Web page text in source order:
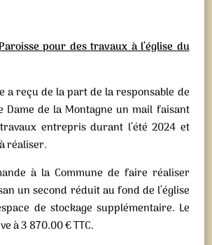
pour des travaux à l’église du
a reçu de la part de la responsable de
Dame de la Montagne un mail faisant
entrepris durant l’été 2024 et
réaliser.
à la Commune de faire réaliser
un second réduit au fond de l’église
de stockage supplémentaire. Le
à 3 870.00 € TTC.